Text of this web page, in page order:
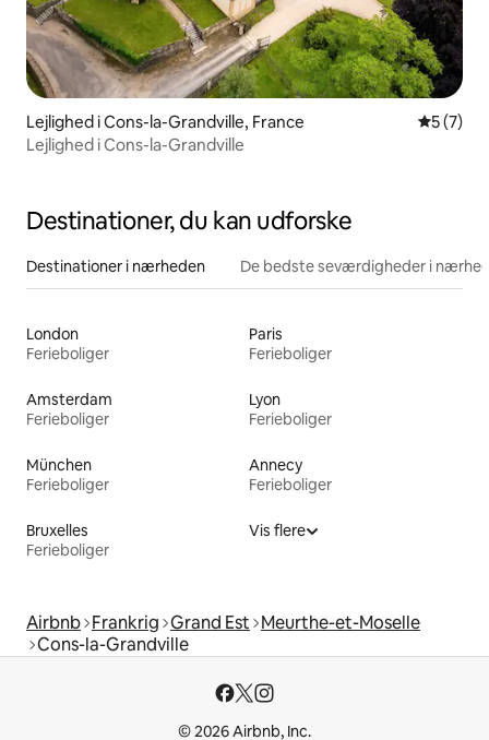
Lejlighed i Cons-la-Grandville, France 5 ud af 5
5 (7)
Lejlighed i Cons-la-Grandville
Destinationer, du kan udforske
Destinationer i nærheden De bedste seværdigheder i
London
Ferieboliger
Paris
Ferieboliger
Amsterdam
Ferieboliger
Lyon
Ferieboliger
München
Ferieboliger
Annecy
Ferieboliger
Bruxelles
Ferieboliger
Vis flere
Airbnb Frankrig Grand Est Meurthe-et-Moselle
Cons-la-Grandville
© 2026 Airbnb, Inc.